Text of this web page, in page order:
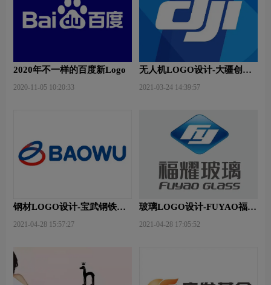
2020年不一样的百度新Logo
2020-11-05 10:20:33
无人机LOGO设计-大疆创新
2021-03-24 14:39:57
钢材LOGO设计-宝武钢铁品
2021-04-28 15:57:27
玻璃LOGO设计-FUYAO福耀
2021-04-28 17:05:52